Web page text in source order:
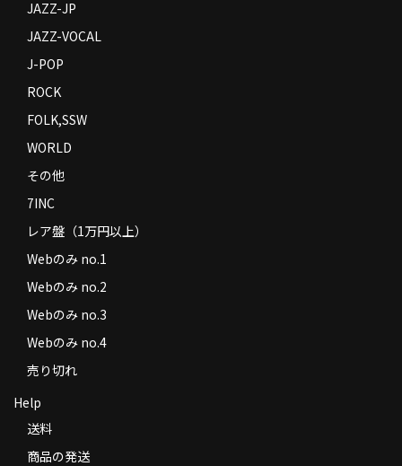
JAZZ-JP
JAZZ-VOCAL
J-POP
ROCK
FOLK,SSW
WORLD
その他
7INC
レア盤（1万円以上）
Webのみ no.1
Webのみ no.2
Webのみ no.3
Webのみ no.4
売り切れ
Help
送料
商品の発送